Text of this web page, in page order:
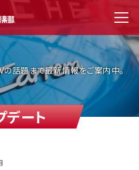
WITH（ウィズ） menu
の話題まで最新情報をご案内中。
デート